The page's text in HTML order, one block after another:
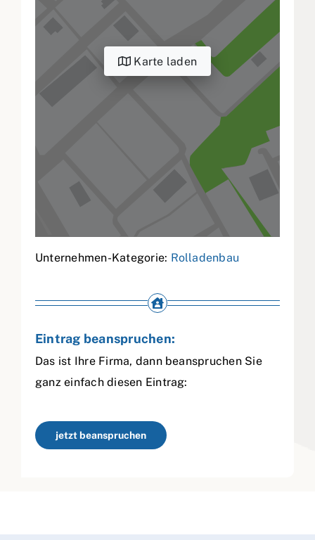
Karte laden
Unternehmen-Kategorie: Rolladenbau
Eintrag beanspruchen:
Das ist Ihre Firma, dann beanspruchen Sie
ganz einfach diesen Eintrag:
jetzt beanspruchen